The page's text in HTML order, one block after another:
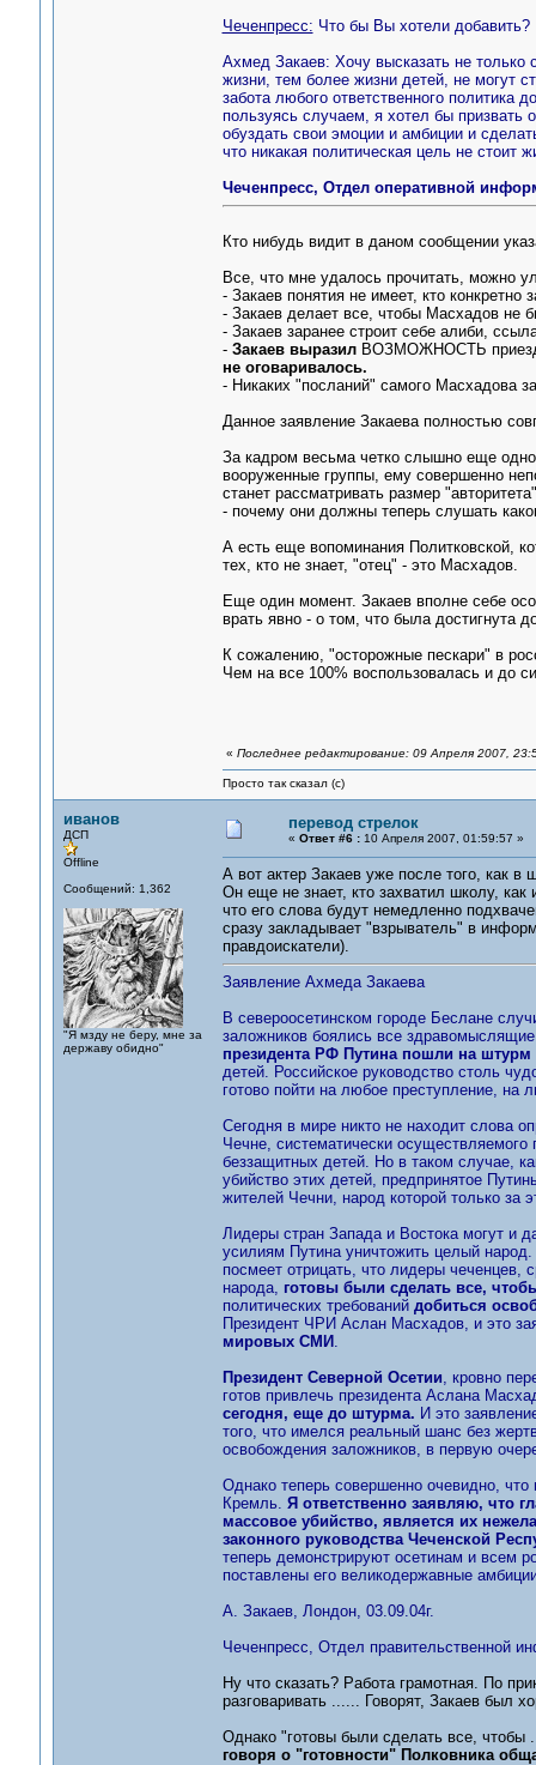
Чеченпресс: Что бы Вы хотели добавить?
Ахмед Закаев: Хочу высказать не только
жизни, тем более жизни детей, не могут
забота любого ответственного
пользуясь случаем, я хотел бы призвать
обуздать свои эмоции и амбиции и
что никакая политическая цель не стоит
Чеченпресс, Отдел оперативной
Кто нибудь видит в даном сообщении
Все, что мне удалось прочитать, можно
- Закаев понятия не имеет, кто конкретно
- Закаев делает все, чтобы Масхадов не
- Закаев заранее строит себе алиби,
- Закаев выразилВОЗМОЖНОСТЬ
не оговаривалось.
- Никаких "посланий" самого Масхадова
Данное заявление Закаева полностью
За кадром весьма четко слышно еще одно
вооруженные группы, ему совершенно
станет рассматривать размер
- почему они должны теперь слушать
А есть еще вопоминания Политковской,
тех, кто не знает, "отец" - это Масхадов.
Еще один момент. Закаев вполне себе
врать явно - о том, что была достигнута
К сожалению, "осторожные пескари" в
Чем на все 100% воспользовалась и до
« Последнее редактирование: 09 Апреля 2007,
Просто так сказал (с)
иванов
ДСП
Offline
Сообщений: 1,362
"Я мзду не беру, мне за
державу обидно"
перевод стрелок
« Ответ #6 :10 Апреля 2007, 01:59:57 »
А вот актер Закаев уже после того, как в
Он еще не знает, кто захватил школу, как
что его слова будут немедленно
сразу закладывает "взрыватель" в
правдоискатели).
Заявление Ахмеда Закаева
В североосетинском городе Беслане
заложников боялись все
президента РФ Путина пошли на
детей. Российское руководство столь
готово пойти на любое преступление,
Сегодня в мире никто не находит слова
Чечне, систематически
беззащитных детей. Но в таком случае,
убийство этих детей, предпринятое
жителей Чечни, народ которой только за
Лидеры стран Запада и Востока могут и
усилиям Путина уничтожить целый народ.
посмеет отрицать, что лидеры чеченцев,
народа, готовы были сделать все,
политических требований добиться
Президент ЧРИ Аслан Масхадов, и это
мировых СМИ .
Президент Северной Осетии, кровно
готов привлечь президента Аслана
сегодня, еще до штурма. И это
того, что имелся реальный шанс без
освобождения заложников, в первую
Однако теперь совершенно очевидно,
Кремль. Я ответственно заявляю, что
массовое убийство, является их
законного руководства Чеченской
теперь демонстрируют осетинам и всем
поставлены его великодержавные
А. Закаев, Лондон, 03.09.04г.
Чеченпресс, Отдел правительственной
Ну что сказать? Работа грамотная. По
разговаривать ...... Говорят, Закаев был
Однако "готовы были сделать все, чтобы
говоря о "готовности" Полковника